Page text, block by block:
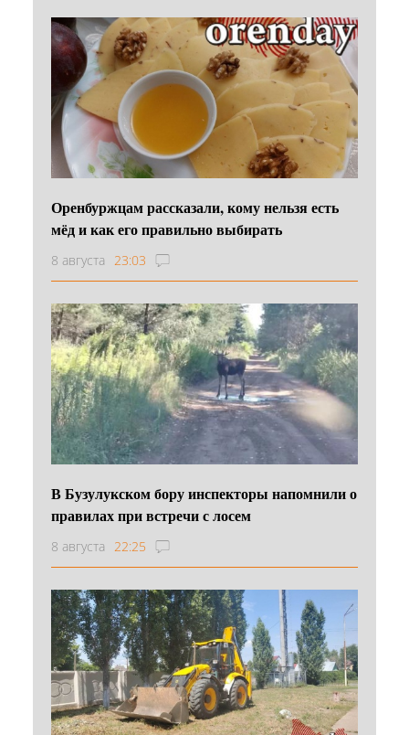
Оренбуржцам рассказали, кому нельзя есть
мёд и как его правильно выбирать
8 августа 23:03
В Бузулукском бору инспекторы напомнили о
правилах при встречи с лосем
8 августа 22:25